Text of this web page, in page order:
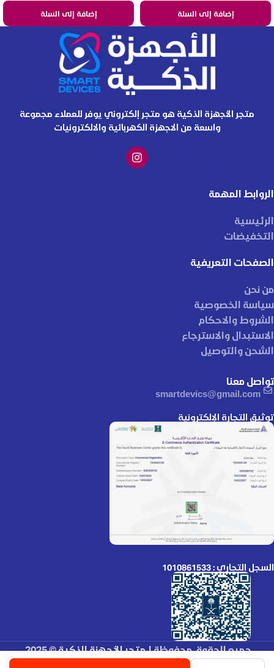
إضافة إلى السلة إضافة إلى السلة
متجر الأجهزة الذكية هو متجر إلكتروني يوفر للعملاء مجموعة
واسعة من الاجهزة الكهربائية والالكترونيات
الروابط المهمة
الرئيسية
التخفيضات
الصفحات التعريفية
من نحن
سياسة الخصوصية
الشروط والاحكام
الاستبدال والاسترجاع
الشحن والتوصيل
تواصل معنا
smartdevics@gmail.com
توثيق التجارة الإلكترونية
السجل التجاري : 1010861533
جميع الحقوق محفوظة لـمتجر الأجهزة الذكية© 2025.
تم التطوير بواسطة